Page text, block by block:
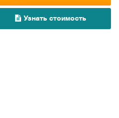
Узнать стоимость